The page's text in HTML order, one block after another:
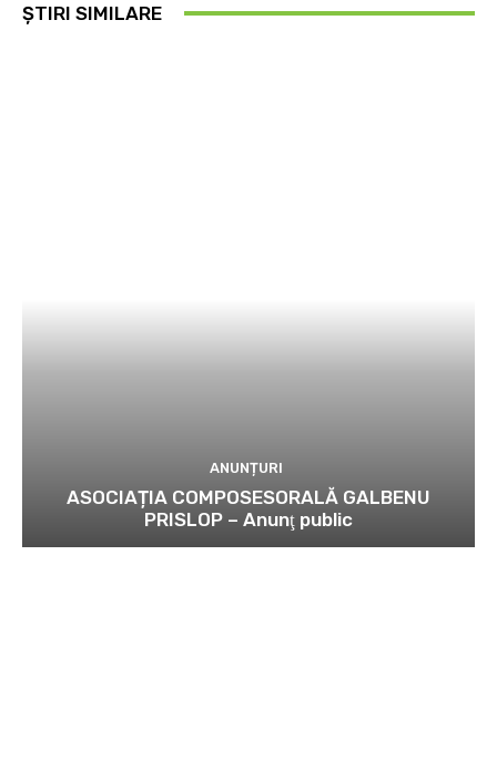
ȘTIRI SIMILARE
ANUNȚURI
ASOCIAȚIA COMPOSESORALĂ GALBENU
PRISLOP – Anunţ public